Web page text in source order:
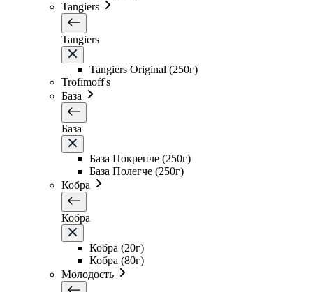
Tangiers
Tangiers
Tangiers Original (250г)
Trofimoff's
База
База
База Покрепче (250г)
База Полегче (250г)
Кобра
Кобра
Кобра (20г)
Кобра (80г)
Молодость